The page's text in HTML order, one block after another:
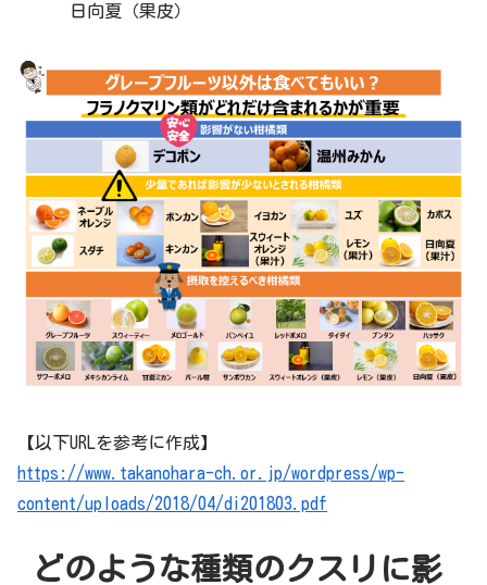
日向夏（果皮）
【以下URLを参考に作成】
https://www.takanohara-ch.or.jp/wordpress/wp-
content/uploads/2018/04/di201803.pdf
どのような種類のクスリに影